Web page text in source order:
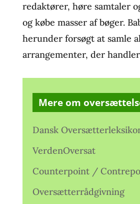
redaktører, høre samtaler
og købe masser af bøger.
herunder forsøgt at samle
arrangementer, der
Mere om
Dansk
VerdenOversat
Counterpoint /
Oversætterrådgivning